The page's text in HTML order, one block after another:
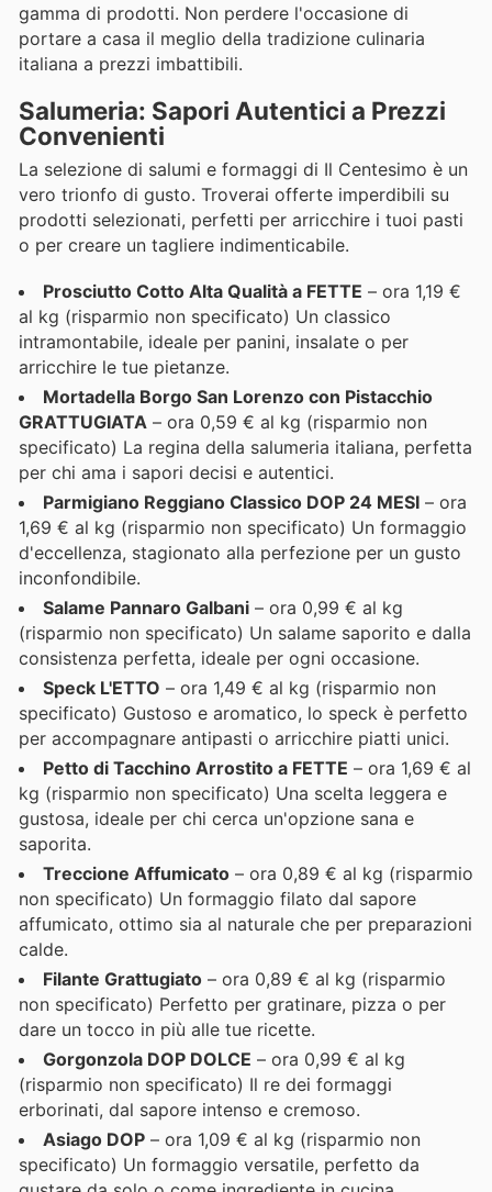
gamma di prodotti. Non perdere l'occasione di
portare a casa il meglio della tradizione culinaria
italiana a prezzi imbattibili.
Salumeria: Sapori Autentici a Prezzi
Convenienti
La selezione di salumi e formaggi di Il Centesimo è un
vero trionfo di gusto. Troverai offerte imperdibili su
prodotti selezionati, perfetti per arricchire i tuoi pasti
o per creare un tagliere indimenticabile.
Prosciutto Cotto Alta Qualità a FETTE – ora 1,19 €
al kg (risparmio non specificato) Un classico
intramontabile, ideale per panini, insalate o per
arricchire le tue pietanze.
Mortadella Borgo San Lorenzo con Pistacchio
GRATTUGIATA – ora 0,59 € al kg (risparmio non
specificato) La regina della salumeria italiana, perfetta
per chi ama i sapori decisi e autentici.
Parmigiano Reggiano Classico DOP 24 MESI – ora
1,69 € al kg (risparmio non specificato) Un formaggio
d'eccellenza, stagionato alla perfezione per un gusto
inconfondibile.
Salame Pannaro Galbani – ora 0,99 € al kg
(risparmio non specificato) Un salame saporito e dalla
consistenza perfetta, ideale per ogni occasione.
Speck L'ETTO – ora 1,49 € al kg (risparmio non
specificato) Gustoso e aromatico, lo speck è perfetto
per accompagnare antipasti o arricchire piatti unici.
Petto di Tacchino Arrostito a FETTE – ora 1,69 € al
kg (risparmio non specificato) Una scelta leggera e
gustosa, ideale per chi cerca un'opzione sana e
saporita.
Treccione Affumicato – ora 0,89 € al kg (risparmio
non specificato) Un formaggio filato dal sapore
affumicato, ottimo sia al naturale che per preparazioni
calde.
Filante Grattugiato – ora 0,89 € al kg (risparmio
non specificato) Perfetto per gratinare, pizza o per
dare un tocco in più alle tue ricette.
Gorgonzola DOP DOLCE – ora 0,99 € al kg
(risparmio non specificato) Il re dei formaggi
erborinati, dal sapore intenso e cremoso.
Asiago DOP – ora 1,09 € al kg (risparmio non
specificato) Un formaggio versatile, perfetto da